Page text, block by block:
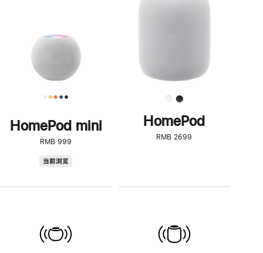
HomePod mini
RMB 999
当前浏览
了
解
HomePod<
HomePod
RMB 2699